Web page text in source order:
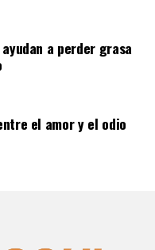
a perder grasa
el amor y el odio